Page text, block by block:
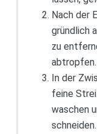
Nach der
gründlich
zu
abtropfen.
In der
feine
waschen
schneiden.